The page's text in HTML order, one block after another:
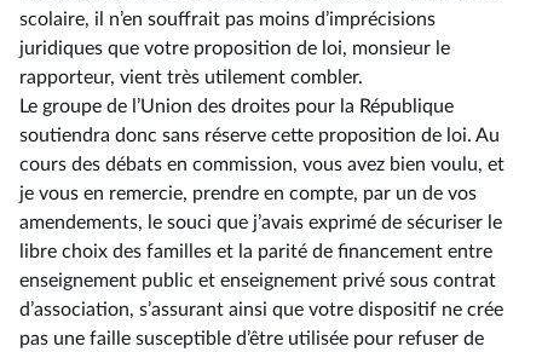
scolaire, il n’en souffrait pas moins d’imprécisions
juridiques que votre proposition de loi, monsieur le
rapporteur, vient très utilement combler.
Le groupe de l’Union des droites pour la République
soutiendra donc sans réserve cette proposition de loi. Au
cours des débats en commission, vous avez bien voulu, et
je vous en remercie, prendre en compte, par un de vos
amendements, le souci que j’avais exprimé de sécuriser le
libre choix des familles et la parité de financement entre
enseignement public et enseignement privé sous contrat
d’association, s’assurant ainsi que votre dispositif ne crée
pas une faille susceptible d’être utilisée pour refuser de